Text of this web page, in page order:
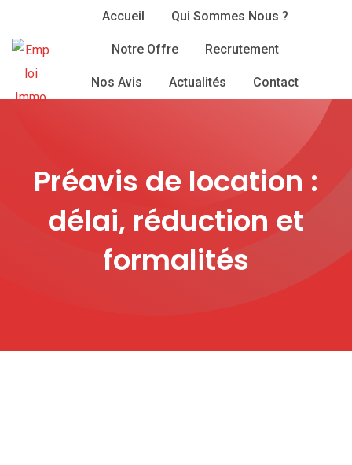
content
Accueil Qui Sommes Nous ?
Notre Offre Recrutement
Nos Avis Actualités Contact
Préavis de location :
délai, réduction et
formalités